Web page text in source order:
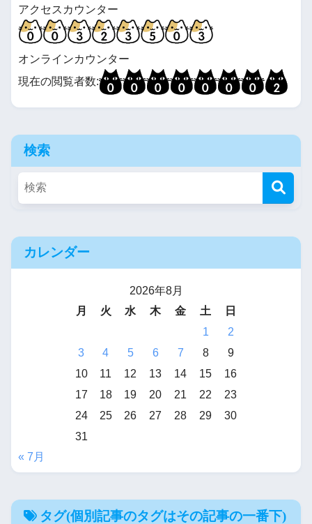
【R-18G】やる夫は秘密結社
のビッグダディのようです
アフター【メガテン二次】
【R-18G】日常が瓦解して
【R-18G】やらない夫はTS姫
取り返すようです【メガテン
【R-18(G)】なつしお
◆myjeheQZSoの作品投下所
【R-18・安価】１５００円く
らいで売ってそうなエロ同人
１５００円で売ってそうなエ
アクセスカウンター
オンラインカウンター
現在の閲覧者数:
検索
カレンダー
2026年8月
月
火 水 木 金 土
日
1
2
3
4 5 6 7 8
9
10
11 12 13 14 15
16
17
18 19 20 21 22
23
24
25 26 27 28 29
30
31
« 7月
タグ(個別記事のタグはその記事の一番下)